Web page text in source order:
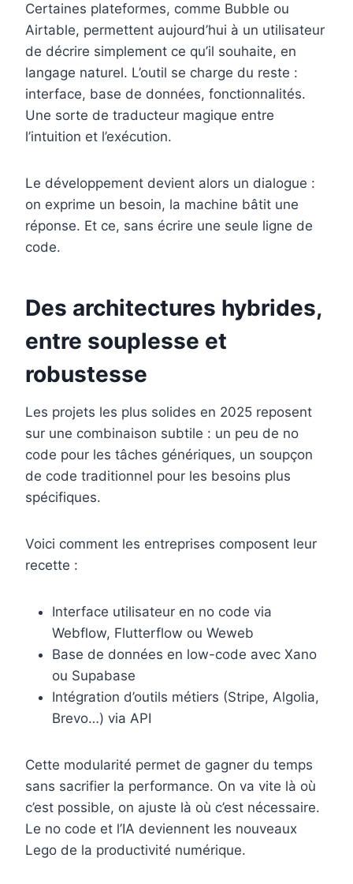
Certaines plateformes, comme Bubble ou
Airtable, permettent aujourd’hui à un utilisateur
de décrire simplement ce qu’il souhaite, en
langage naturel. L’outil se charge du reste :
interface, base de données, fonctionnalités.
Une sorte de traducteur magique entre
l’intuition et l’exécution.
Le développement devient alors un dialogue :
on exprime un besoin, la machine bâtit une
réponse. Et ce, sans écrire une seule ligne de
code.
Des architectures hybrides,
entre souplesse et
robustesse
Les projets les plus solides en 2025 reposent
sur une combinaison subtile : un peu de no
code pour les tâches génériques, un soupçon
de code traditionnel pour les besoins plus
spécifiques.
Voici comment les entreprises composent leur
recette :
Interface utilisateur en no code via
Webflow, Flutterflow ou Weweb
Base de données en low-code avec Xano
ou Supabase
Intégration d’outils métiers (Stripe, Algolia,
Brevo…) via API
Cette modularité permet de gagner du temps
sans sacrifier la performance. On va vite là où
c’est possible, on ajuste là où c’est nécessaire.
Le no code et l’IA deviennent les nouveaux
Lego de la productivité numérique.